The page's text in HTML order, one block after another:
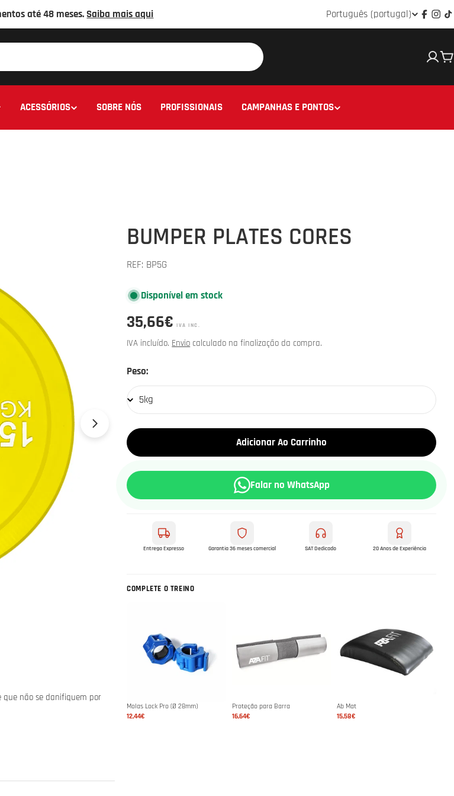
até 48 meses.Saiba mais aqui Idioma
Português (portugal)
ACESSÓRIOS SOBRE NÓS PROFISSIONAIS CAMPANHAS E PONTOS
Abrir media 1 em modal
que não se danifiquem por
BUMPER PLATES CORES
REF: BP5G
Disponível em stock
Preço
normal
35,66€ IVA INC.
IVA incluído. Envio calculado na finalização da compra.
Peso:
5kg
Adicionar Ao Carrinho
Falar no WhatsApp
Entrega Expresso Garantia 36 meses comercial SAT Dedicado 20 Anos de Experiência
COMPLETE O TREINO
Molas Lock Pro (Ø 28mm)
12,44€
Proteção para Barra
16,64€
Ab Mat
15,58€